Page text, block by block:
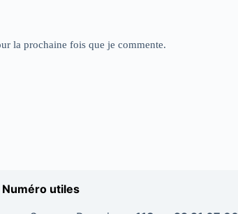
la prochaine fois que je commente.
Numéro utiles